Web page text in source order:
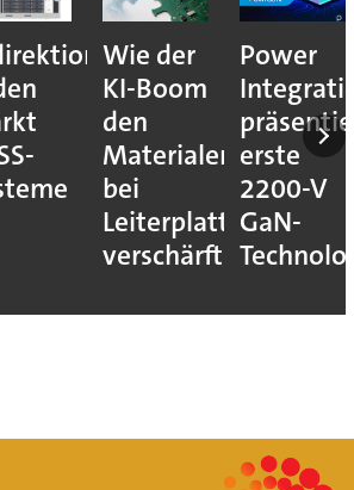
Wie der
KI-Boom
den
Materialengpass
bei
Leiterplatten
verschärft
Power
erste
2200-V
GaN-